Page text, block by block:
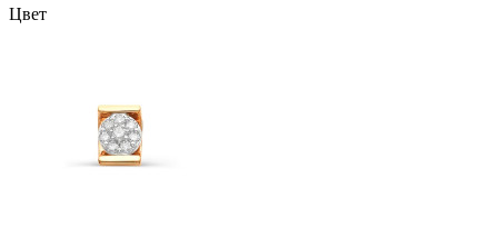
Цвет